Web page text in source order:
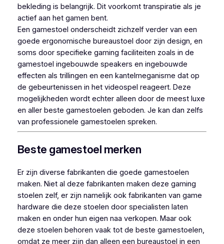
bekleding is belangrijk. Dit voorkomt transpiratie als je
actief aan het gamen bent.
Een gamestoel onderscheidt zichzelf verder van een
goede ergonomische bureaustoel door zijn design, en
soms door specifieke gaming faciliteiten zoals in de
gamestoel ingebouwde speakers en ingebouwde
effecten als trillingen en een kantelmeganisme dat op
de gebeurtenissen in het videospel reageert. Deze
mogelijkheden wordt echter alleen door de meest luxe
en aller beste gamestoelen geboden. Je kan dan zelfs
van professionele gamestoelen spreken.
Beste gamestoel merken
Er zijn diverse fabrikanten die goede gamestoelen
maken. Niet al deze fabrikanten maken deze gaming
stoelen zelf, er zijn namelijk ook fabrikanten van game
hardware die deze stoelen door specialisten laten
maken en onder hun eigen naa verkopen. Maar ook
deze stoelen behoren vaak tot de beste gamestoelen,
omdat ze meer zijn dan alleen een bureaustoel in een